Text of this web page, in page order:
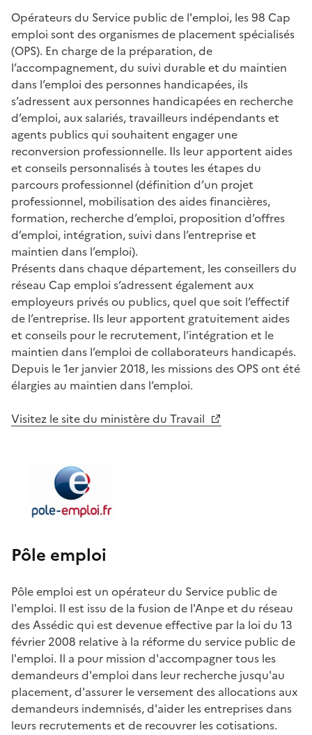
Opérateurs du Service public de l'emploi, les 98 Cap
emploi sont des organismes de placement spécialisés
(OPS). En charge de la préparation, de
l’accompagnement, du suivi durable et du maintien
dans l’emploi des personnes handicapées, ils
s’adressent aux personnes handicapées en recherche
d’emploi, aux salariés, travailleurs indépendants et
agents publics qui souhaitent engager une
reconversion professionnelle. Ils leur apportent aides
et conseils personnalisés à toutes les étapes du
parcours professionnel (définition d’un projet
professionnel, mobilisation des aides financières,
formation, recherche d’emploi, proposition d’offres
d’emploi, intégration, suivi dans l’entreprise et
maintien dans l’emploi).
Présents dans chaque département, les conseillers du
réseau Cap emploi s’adressent également aux
employeurs privés ou publics, quel que soit l’effectif
de l’entreprise. Ils leur apportent gratuitement aides
et conseils pour le recrutement, l’intégration et le
maintien dans l’emploi de collaborateurs handicapés.
Depuis le 1er janvier 2018, les missions des OPS ont été
élargies au maintien dans l’emploi.
Visitez le site du ministère du Travail
Pôle emploi
Pôle emploi est un opérateur du Service public de
l'emploi. Il est issu de la fusion de l'Anpe et du réseau
des Assédic qui est devenue effective par la loi du 13
février 2008 relative à la réforme du service public de
l'emploi. Il a pour mission d'accompagner tous les
demandeurs d'emploi dans leur recherche jusqu'au
placement, d'assurer le versement des allocations aux
demandeurs indemnisés, d'aider les entreprises dans
leurs recrutements et de recouvrer les cotisations.